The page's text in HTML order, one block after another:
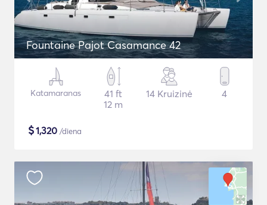
Fountaine Pajot Casamance 42
Katamaranas
41 ft
12 m
14 Kruizinė 4
$1,320 /diena